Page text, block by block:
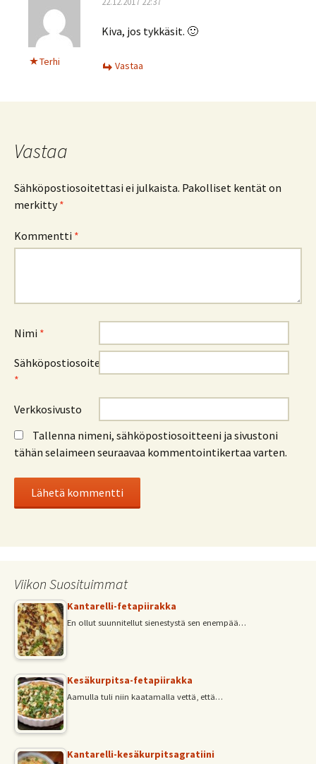
Terhi
Kiva, jos tykkäsit. 🙂
Vastaa
Vastaa
Sähköpostiosoitettasi ei julkaista. Pakolliset kentät on
merkitty*
Kommentti *
Nimi *
Sähköpostiosoite
*
Verkkosivusto
Tallenna nimeni, sähköpostiosoitteeni ja sivustoni
tähän selaimeen seuraavaa kommentointikertaa varten.
Viikon Suosituimmat
Kantarelli-fetapiirakka
En ollut suunnitellut sienestystä sen enempää…
Kesäkurpitsa-fetapiirakka
Aamulla tuli niin kaatamalla vettä, että…
Kantarelli-kesäkurpitsagratiini